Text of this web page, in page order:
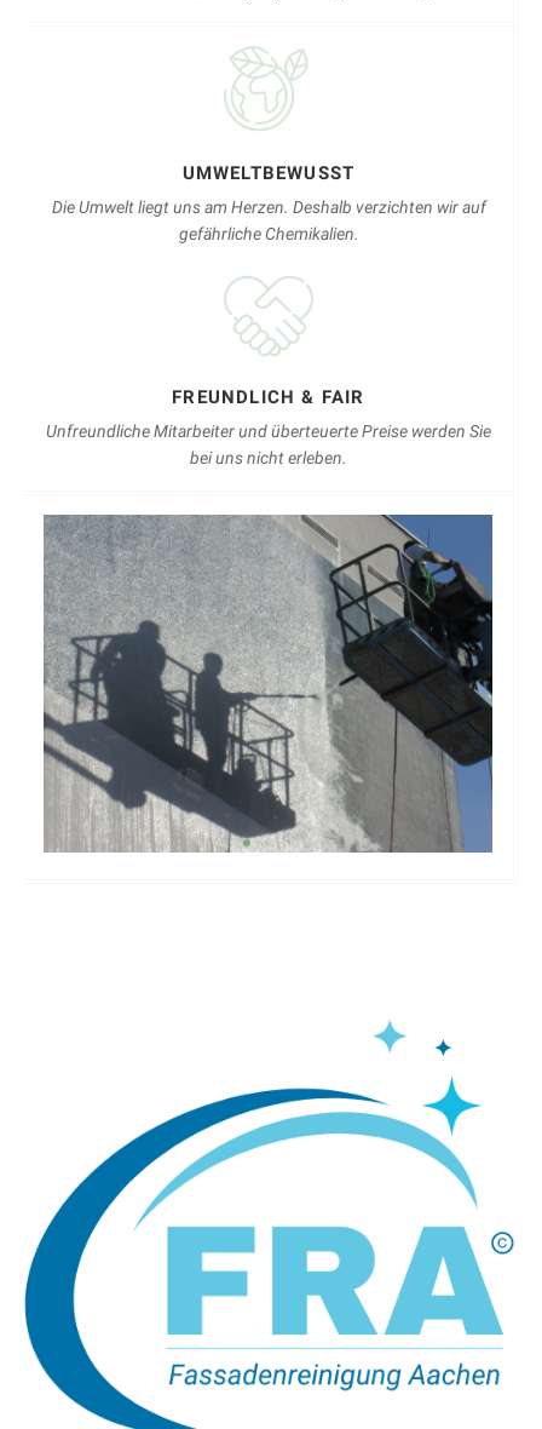
UMWELTBEWUSST
Die Umwelt liegt uns am Herzen. Deshalb verzichten wir auf
gefährliche Chemikalien.
FREUNDLICH & FAIR
Unfreundliche Mitarbeiter und überteuerte Preise werden Sie
bei uns nicht erleben.